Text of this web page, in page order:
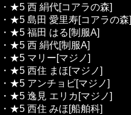
・★5 西 絹代[コアラの森]
・★5 島田 愛里寿[コアラの森]
・★5 福田 はる[制服A]
・★5 西 絹代[制服A]
・★5 マリー[マジノ]
・★5 西住 まほ[マジノ]
・★5 アンチョビ[マジノ]
・★5 逸見 エリカ[マジノ]
・★5 西住 みほ[船舶科]